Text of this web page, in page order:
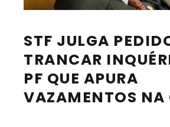
STF JULGA
TRANCAR
PF QUE APURA
VAZAMENTOS NA